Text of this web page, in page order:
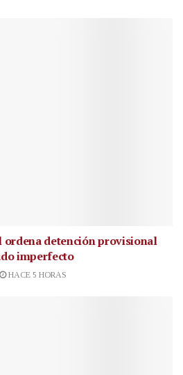
ordena detención provisional
imperfecto
HACE 5 HORAS